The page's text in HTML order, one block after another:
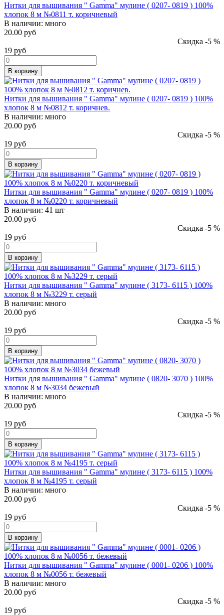
Нитки для вышивания " Gamma" мулине ( 0207- 0819 ) 100%
хлопок 8 м №0811 т. коричневый
В наличии: много
20.00 руб
Скидка -5 %
19 руб
В корзину
Нитки для вышивания " Gamma" мулине ( 0207- 0819 ) 100%
хлопок 8 м №0812 т. коричнев.
В наличии: много
20.00 руб
Скидка -5 %
19 руб
В корзину
Нитки для вышивания " Gamma" мулине ( 0207- 0819 ) 100%
хлопок 8 м №0220 т. коричневый
В наличии: 41 шт
20.00 руб
Скидка -5 %
19 руб
В корзину
Нитки для вышивания " Gamma" мулине ( 3173- 6115 ) 100%
хлопок 8 м №3229 т. серый
В наличии: много
20.00 руб
Скидка -5 %
19 руб
В корзину
Нитки для вышивания " Gamma" мулине ( 0820- 3070 ) 100%
хлопок 8 м №3034 бежевый
В наличии: много
20.00 руб
Скидка -5 %
19 руб
В корзину
Нитки для вышивания " Gamma" мулине ( 3173- 6115 ) 100%
хлопок 8 м №4195 т. серый
В наличии: много
20.00 руб
Скидка -5 %
19 руб
В корзину
Нитки для вышивания " Gamma" мулине ( 0001- 0206 ) 100%
хлопок 8 м №0056 т. бежевый
В наличии: много
20.00 руб
Скидка -5 %
19 руб